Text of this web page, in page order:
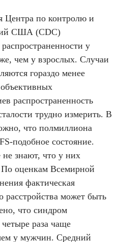
Центра по контролю и
США (CDC)
у
чем у взрослых. Случаи
гораздо менее
распространенность
трудно измерить. В
что полмиллиона
подобное состояние.
знают, что у них
По оценкам Всемирной
фактическая
расстройства может быть
что синдром
раза чаще
у мужчин. Средний